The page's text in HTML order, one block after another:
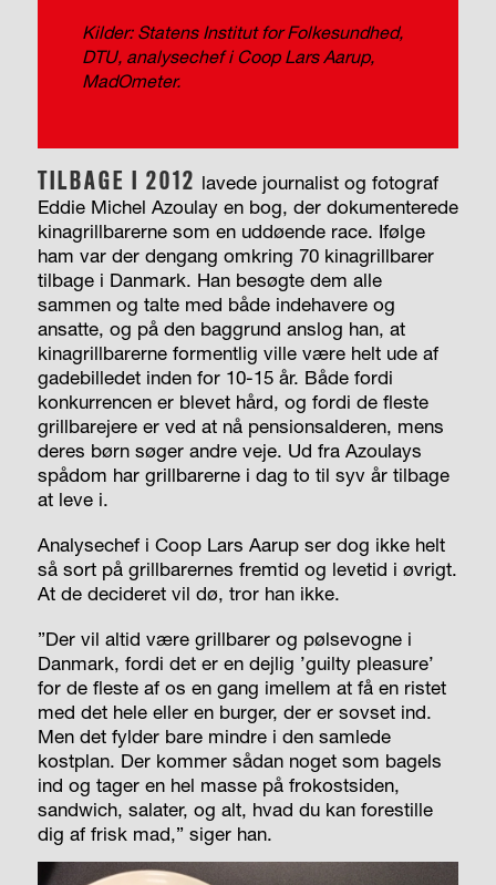
Kilder: Statens Institut for Folkesundhed,
DTU, analysechef i Coop Lars Aarup,
MadOmeter.
TILBAGE I 2012 lavede journalist og fotograf
Eddie Michel Azoulay en bog, der dokumenterede
kinagrillbarerne som en uddøende race. Ifølge
ham var der dengang omkring 70 kinagrillbarer
tilbage i Danmark. Han besøgte dem alle
sammen og talte med både indehavere og
ansatte, og på den baggrund anslog han, at
kinagrillbarerne formentlig ville være helt ude af
gadebilledet inden for 10-15 år. Både fordi
konkurrencen er blevet hård, og fordi de fleste
grillbarejere er ved at nå pensionsalderen, mens
deres børn søger andre veje. Ud fra Azoulays
spådom har grillbarerne i dag to til syv år tilbage
at leve i.
Analysechef i Coop Lars Aarup ser dog ikke helt
så sort på grillbarernes fremtid og levetid i øvrigt.
At de decideret vil dø, tror han ikke.
”Der vil altid være grillbarer og pølsevogne i
Danmark, fordi det er en dejlig ’guilty pleasure’
for de fleste af os en gang imellem at få en ristet
med det hele eller en burger, der er sovset ind.
Men det fylder bare mindre i den samlede
kostplan. Der kommer sådan noget som bagels
ind og tager en hel masse på frokostsiden,
sandwich, salater, og alt, hvad du kan forestille
dig af frisk mad,” siger han.